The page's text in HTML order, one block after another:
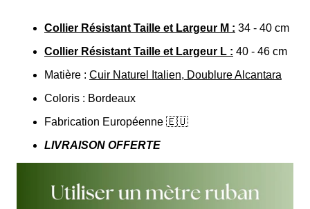
Collier Résistant Taille et Largeur M : 34 - 40 cm
Collier Résistant Taille et Largeur L : 40 - 46 cm
Matière : Cuir Naturel Italien, Doublure Alcantara
Coloris : Bordeaux
Fabrication Européenne 🇪🇺
LIVRAISON OFFERTE